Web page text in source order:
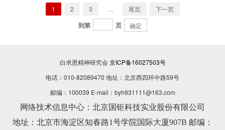
1 2 3 尾页 下一页
到第 页 确定
白求恩精神研究会京ICP备16027503号
电话：010-82089470 地址：北京西四环中路59号
邮编：100039 E-mail：byh931111@163.com
网络技术信息中心：北京国钜科技实业股份有限公司
地址：北京市海淀区知春路1号学院国际大厦907B 邮编：